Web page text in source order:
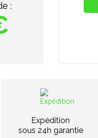
:
Expédition
sous 24h garantie